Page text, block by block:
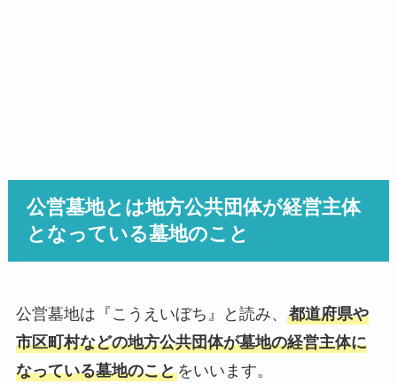
公営墓地とは地方公共団体が経営主体
となっている墓地のこと
公営墓地は『こうえいぼち』と読み、 都道府県や
市区町村などの地方公共団体が墓地の経営主体に
なっている墓地のことをいいます。